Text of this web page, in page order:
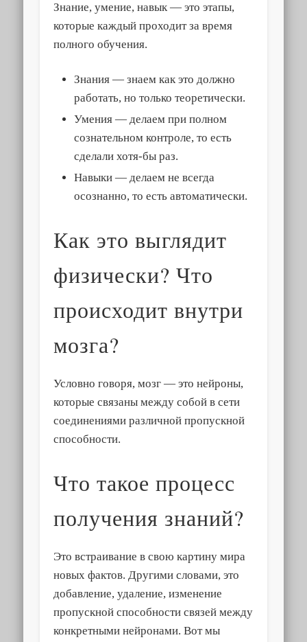
Знание, умение, навык — это этапы,
которые каждый проходит за время
полного обучения.
Знания — знаем как это должно
работать, но только теоретически.
Умения — делаем при полном
сознательном контроле, то есть
сделали хотя-бы раз.
Навыки — делаем не всегда
осознанно, то есть автоматически.
Как это выглядит
физически? Что
происходит внутри
мозга?
Условно говоря, мозг — это нейроны,
которые связаны между собой в сети
соединениями различной пропускной
способности.
Что такое процесс
получения знаний?
Это встраивание в свою картину мира
новых фактов. Другими словами, это
добавление, удаление, изменение
пропускной способности связей между
конкретными нейронами. Вот мы